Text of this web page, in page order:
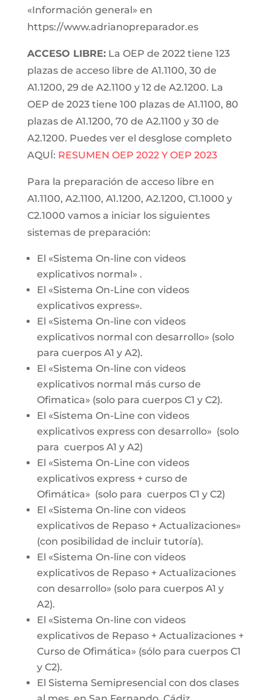
«Información general» en
https://www.adrianopreparador.es
ACCESO LIBRE:La OEP de 2022 tiene 123
plazas de acceso libre de A1.1100, 30 de
A1.1200, 29 de A2.1100 y 12 de A2.1200. La
OEP de 2023 tiene 100 plazas de A1.1100, 80
plazas de A1.1200, 70 de A2.1100 y 30 de
A2.1200. Puedes ver el desglose completo
AQUÍ: RESUMEN OEP 2022 Y OEP 2023
Para la preparación de acceso libre en
A1.1100, A2.1100, A1.1200, A2.1200, C1.1000 y
C2.1000 vamos a iniciar los siguientes
sistemas de preparación:
El «Sistema On-line con videos
explicativos normal» .
El «Sistema On-Line con videos
explicativos express».
El «Sistema On-line con videos
explicativos normal con desarrollo» (solo
para cuerpos A1 y A2).
El «Sistema On-line con videos
explicativos normal más curso de
Ofimatica» (solo para cuerpos C1 y C2).
El «Sistema On-Line con videos
explicativos express con desarrollo» (solo
para cuerpos A1 y A2)
El «Sistema On-Line con videos
explicativos express + curso de
Ofimática» (solo para cuerpos C1 y C2)
El «Sistema On-line con videos
explicativos de Repaso + Actualizaciones»
(con posibilidad de incluir tutoría).
El «Sistema On-line con videos
explicativos de Repaso + Actualizaciones
con desarrollo» (solo para cuerpos A1 y
A2).
El «Sistema On-line con videos
explicativos de Repaso + Actualizaciones +
Curso de Ofimática» (sólo para cuerpos C1
y C2).
El Sistema Semipresencial con dos clases